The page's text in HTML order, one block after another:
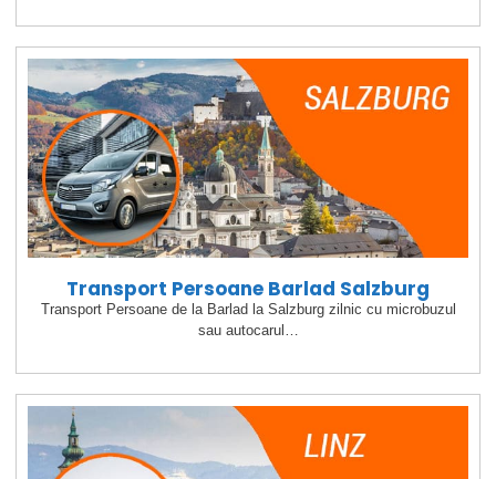
Transport Persoane Barlad Salzburg
Transport Persoane de la Barlad la Salzburg zilnic cu microbuzul
sau autocarul…